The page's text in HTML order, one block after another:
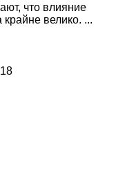
что влияние
велико. ...